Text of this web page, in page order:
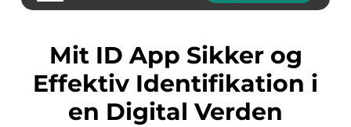
Mit ID App Sikker og
Effektiv Identifikation i
en Digital Verden